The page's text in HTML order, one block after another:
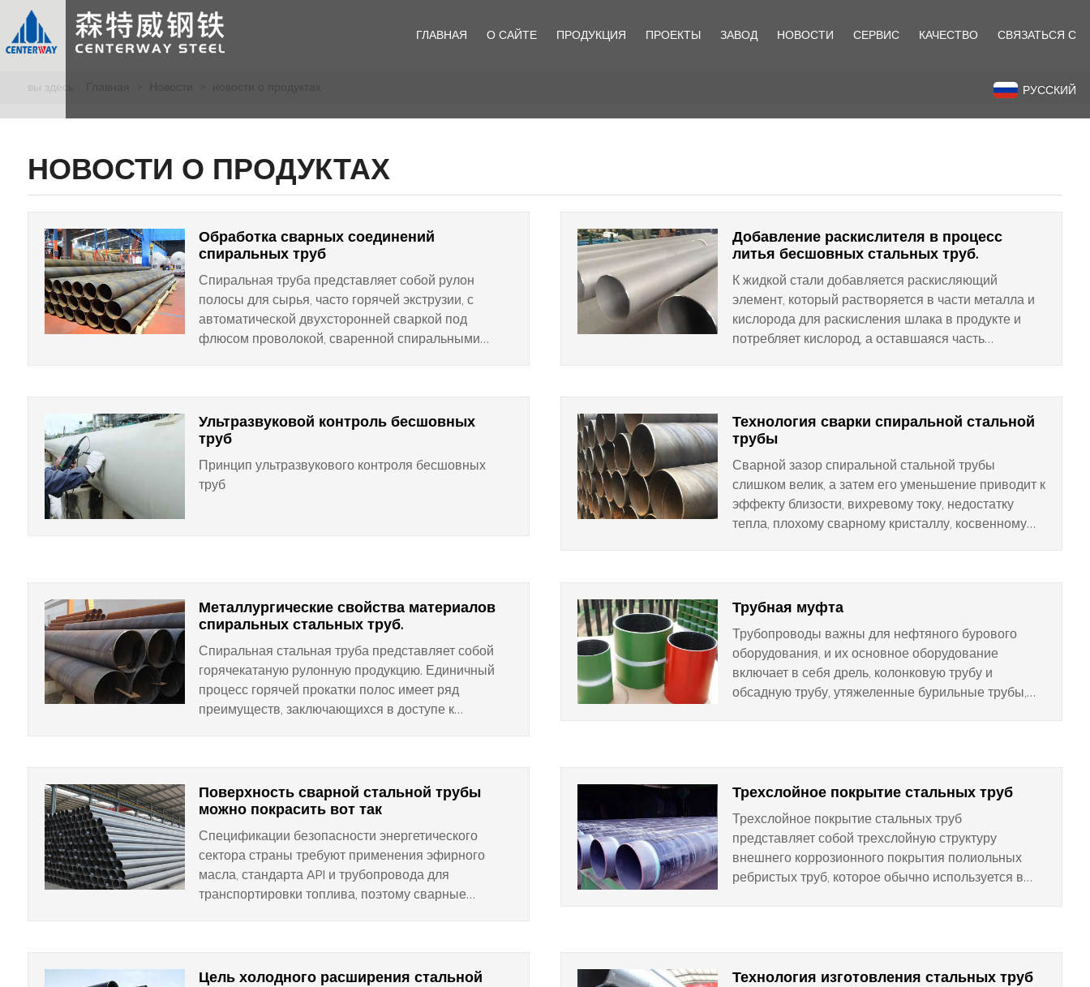
ГЛАВНАЯ О САЙТЕ ПРОДУКЦИЯ ПРОЕКТЫ ЗАВОД НОВОСТИ СЕРВИС КАЧЕСТВО СВЯЗАТЬСЯ С
РУССКИЙ
назад
вы здесь :
НОВОСТИ О ПРОДУКТАХ
Обработка сварных соединений
спиральных труб
Спиральная труба представляет собой рулон
полосы для сырья, часто горячей экструзии, с
автоматической двухсторонней сваркой под
флюсом проволокой, сваренной спиральными
прокатка валков, постепенно прокатанная сталь,
сформированная с открывающимся зазором
круглой трубы, регулировка количества
сварного зазора 1 ~ 3 мм и концы сварки заподлицо.
Добавление раскислителя в процесс
литья бесшовных стальных труб.
К жидкой стали добавляется раскисляющий
элемент, который растворяется в части металла и
кислорода для раскисления шлака в продукте и
потребляет кислород, а оставшаяся часть
готового стального элемента. требования.
Ультразвуковой контроль бесшовных
труб
Принцип ультразвукового контроля бесшовных
труб
Технология сварки спиральной стальной
трубы
Сварной зазор спиральной стальной трубы
слишком велик, а затем его уменьшение приводит к
эффекту близости, вихревому току, недостатку
тепла, плохому сварному кристаллу, косвенному
слишком мал, эффект усиливается вблизи сильной
сварки, чрезмерная температура сварки приводит
Металлургические свойства материалов
спиральных стальных труб.
Спиральная стальная труба представляет собой
горячекатаную рулонную продукцию. Единичный
процесс горячей прокатки полос имеет ряд
преимуществ, заключающихся в доступе к
Трубная муфта
Трубопроводы важны для нефтяного бурового
оборудования, и их основное оборудование
включает в себя дрель, колонковую трубу и
обсадную трубу, утяжеленные бурильные трубы,
бурения после опоры на стену, чтобы обеспечить
проведение и завершение процесса бурения
нефтяной колонны.
Поверхность сварной стальной трубы
можно покрасить вот так
Спецификации безопасности энергетического
сектора страны требуют применения эфирного
масла, стандарта API и трубопровода для
транспортировки топлива, поэтому сварные
Трехслойное покрытие стальных труб
Трехслойное покрытие стальных труб
представляет собой трехслойную структуру
внешнего коррозионного покрытия полиольных
ребристых труб, которое обычно используется в
Обычно относится к коррозии стенок труб.
Цель холодного расширения стальной
Технология изготовления стальных труб